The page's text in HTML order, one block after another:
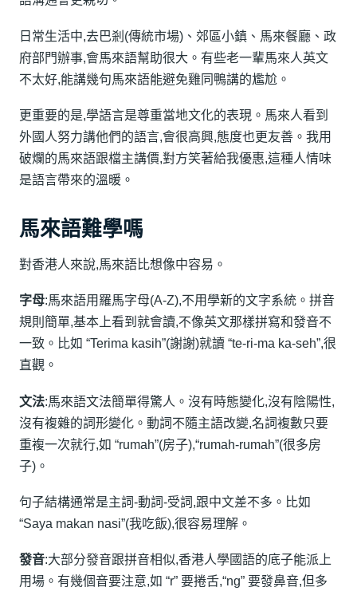
日常生活中,去巴剎(傳統市場)、郊區小鎮、馬來餐廳、政
府部門辦事,會馬來語幫助很大。有些老一輩馬來人英文
不太好,能講幾句馬來語能避免雞同鴨講的尷尬。
更重要的是,學語言是尊重當地文化的表現。馬來人看到
外國人努力講他們的語言,會很高興,態度也更友善。我用
破爛的馬來語跟檔主講價,對方笑著給我優惠,這種人情味
是語言帶來的溫暖。
馬來語難學嗎
對香港人來說,馬來語比想像中容易。
字母:馬來語用羅馬字母(A-Z),不用學新的文字系統。拼音
規則簡單,基本上看到就會讀,不像英文那樣拼寫和發音不
一致。比如 “Terima kasih”(謝謝)就讀 “te-ri-ma ka-seh”,很
直觀。
文法:馬來語文法簡單得驚人。沒有時態變化,沒有陰陽性,
沒有複雜的詞形變化。動詞不隨主語改變,名詞複數只要
重複一次就行,如 “rumah”(房子),“rumah-rumah”(很多房
子)。
句子結構通常是主詞-動詞-受詞,跟中文差不多。比如
“Saya makan nasi”(我吃飯),很容易理解。
發音:大部分發音跟拼音相似,香港人學國語的底子能派上
用場。有幾個音要注意,如 “r” 要捲舌,“ng” 要發鼻音,但多